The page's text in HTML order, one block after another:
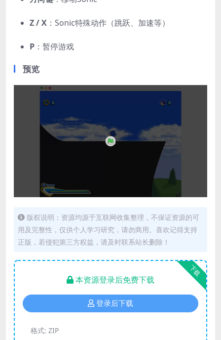
Z / X ：Sonic特殊动作（跳跃、加速等）
P ：暂停游戏
预览
版权说明：资源均源于互联网收集整理，不保证资源的可
用及完整性，仅供个人学习研究，请勿商用。喜欢记得支持
正版，若侵犯第三方权益，请及时联系站长删除！
下载
本资源登录后免费下载
登录后下载
格式: ZIP